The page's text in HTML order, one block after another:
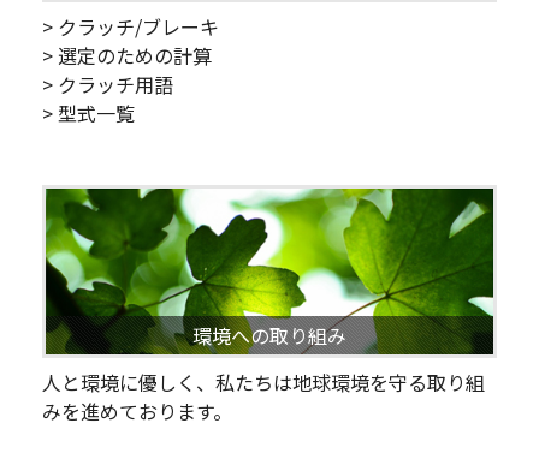
> クラッチ/ブレーキ
> 選定のための計算
> クラッチ用語
> 型式一覧
環境への取り組み
人と環境に優しく、私たちは地球環境を守る取り組
みを進めております。